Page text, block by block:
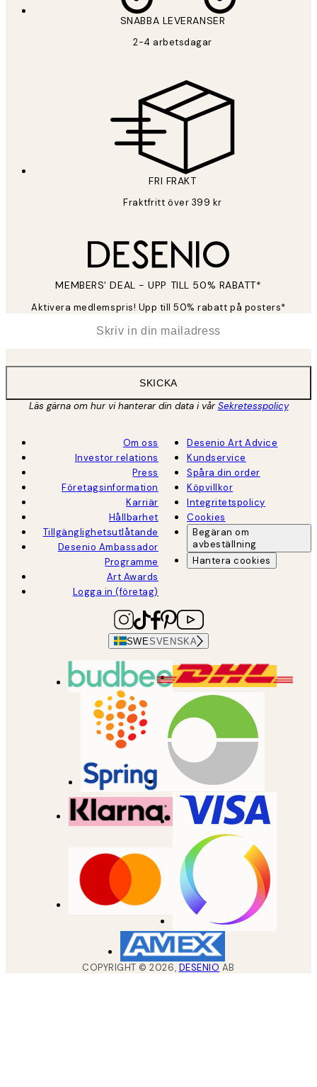
SNABBA LEVERANSER
2-4 arbetsdagar
FRI FRAKT
Fraktfritt över 399 kr
MEMBERS' DEAL - UPP TILL 50% RABATT*
Aktivera medlemspris! Upp till 50% rabatt på posters*
SKICKA
Läs gärna om hur vi hanterar din data i vårSekretesspolicy
Om oss
Investor relations
Press
Företagsinformation
Karriär
Hållbarhet
Tillgänglighetsutlåtande
Desenio Ambassador
Programme
Art Awards
Logga in (företag)
Desenio Art Advice
Kundservice
Spåra din order
Köpvillkor
Integritetspolicy
Cookies
Begäran om
avbeställning
Hantera cookies
SWESVENSKA
COPYRIGHT ©2026, DESENIO AB